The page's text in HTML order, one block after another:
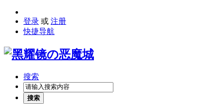
登录 或 注册
快捷导航
搜索
搜索